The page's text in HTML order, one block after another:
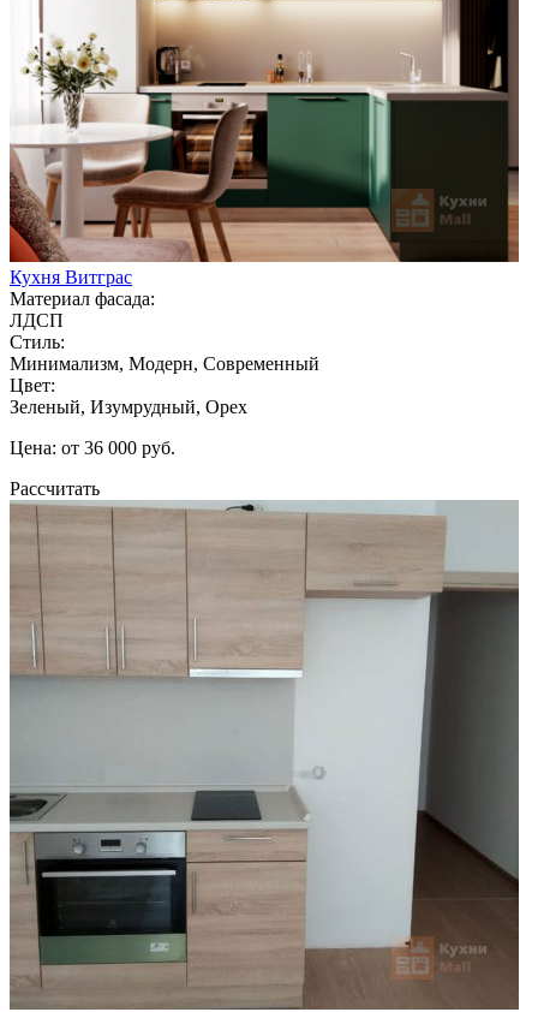
Кухня Витграс
Материал фасада:
ЛДСП
Стиль:
Минимализм, Модерн, Современный
Цвет:
Зеленый, Изумрудный, Орех
Цена: от 36 000 руб.
Рассчитать